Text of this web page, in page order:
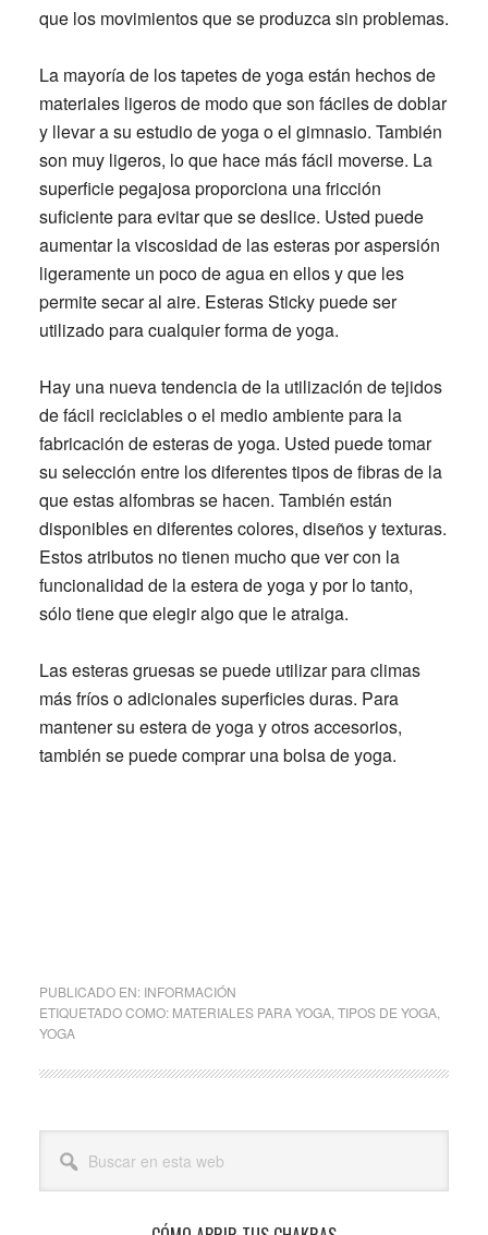
que los movimientos que se produzca sin problemas.
La mayoría de los tapetes de yoga están hechos de
materiales ligeros de modo que son fáciles de doblar
y llevar a su estudio de yoga o el gimnasio. También
son muy ligeros, lo que hace más fácil moverse. La
superficie pegajosa proporciona una fricción
suficiente para evitar que se deslice. Usted puede
aumentar la viscosidad de las esteras por aspersión
ligeramente un poco de agua en ellos y que les
permite secar al aire. Esteras Sticky puede ser
utilizado para cualquier forma de yoga.
Hay una nueva tendencia de la utilización de tejidos
de fácil reciclables o el medio ambiente para la
fabricación de esteras de yoga. Usted puede tomar
su selección entre los diferentes tipos de fibras de la
que estas alfombras se hacen. También están
disponibles en diferentes colores, diseños y texturas.
Estos atributos no tienen mucho que ver con la
funcionalidad de la estera de yoga y por lo tanto,
sólo tiene que elegir algo que le atraiga.
Las esteras gruesas se puede utilizar para climas
más fríos o adicionales superficies duras. Para
mantener su estera de yoga y otros accesorios,
también se puede comprar una bolsa de yoga.
PUBLICADO EN: INFORMACIÓN
ETIQUETADO COMO: MATERIALES PARA YOGA, TIPOS DE YOGA,
YOGA
Barra
lateral
principal
esta